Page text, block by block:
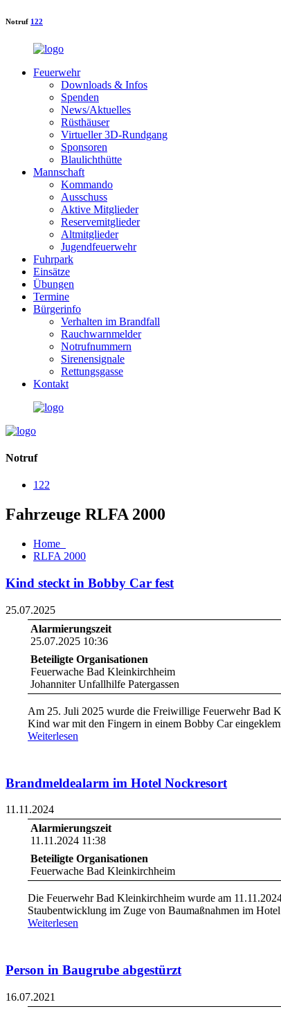
Notruf 122
Feuerwehr
Downloads & Infos
Spenden
News/Aktuelles
Rüsthäuser
Virtueller 3D-Rundgang
Sponsoren
Blaulichthütte
Mannschaft
Kommando
Ausschuss
Aktive Mitglieder
Reservemitglieder
Altmitglieder
Jugendfeuerwehr
Fuhrpark
Einsätze
Übungen
Termine
Bürgerinfo
Verhalten im Brandfall
Rauchwarnmelder
Notrufnummern
Sirenensignale
Rettungsgasse
Kontakt
Notruf
122
Fahrzeuge RLFA 2000
Home
RLFA 2000
Kind steckt in Bobby Car fest
25.07.2025
Alarmierungszeit
25.07.2025 10:36
Beteiligte Organisationen
Feuerwache Bad Kleinkirchheim
Johanniter Unfallhilfe Patergassen
Am 25. Juli 2025 wurde die Freiwillige Feuerwehr Bad
Kind war mit den Fingern in einem Bobby Car
Weiterlesen
Brandmeldealarm im Hotel Nockresort
11.11.2024
Alarmierungszeit
11.11.2024 11:38
Beteiligte Organisationen
Feuerwache Bad Kleinkirchheim
Die Feuerwehr Bad Kleinkirchheim wurde am
Staubentwicklung im Zuge von Baumaßnahmen im
Weiterlesen
Person in Baugrube abgestürzt
16.07.2021